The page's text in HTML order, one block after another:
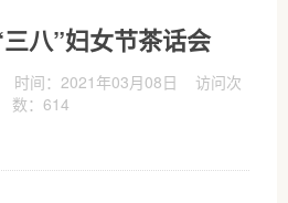
八”妇女节茶话会
间：2021年03月08日 访问次
数： 614